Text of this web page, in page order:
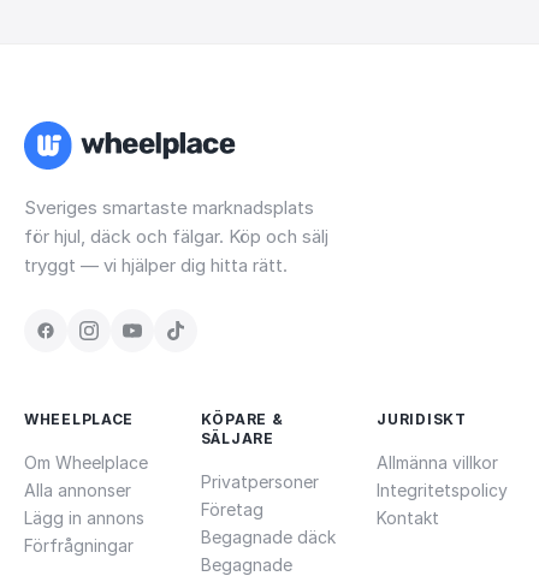
Sveriges smartaste marknadsplats
för hjul, däck och fälgar. Köp och sälj
tryggt — vi hjälper dig hitta rätt.
WHEELPLACE
Om Wheelplace
Alla annonser
Lägg in annons
Förfrågningar
KÖPARE &
SÄLJARE
Privatpersoner
Företag
Begagnade däck
Begagnade
JURIDISKT
Allmänna villkor
Integritetspolicy
Kontakt